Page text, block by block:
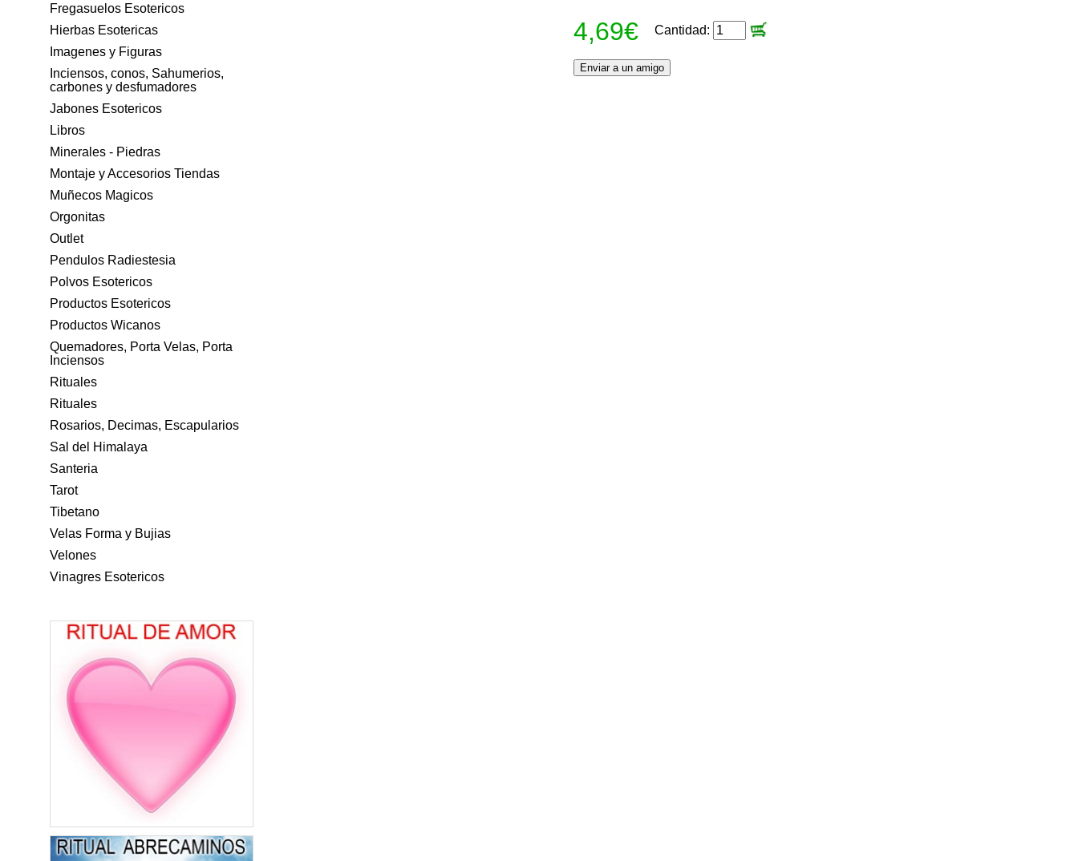
Fregasuelos Esotericos
Hierbas Esotericas
Imagenes y Figuras
Inciensos, conos, Sahumerios,
carbones y desfumadores
Jabones Esotericos
Libros
Minerales - Piedras
Montaje y Accesorios Tiendas
Muñecos Magicos
Orgonitas
Outlet
Pendulos Radiestesia
Polvos Esotericos
Productos Esotericos
Productos Wicanos
Quemadores, Porta Velas, Porta
Inciensos
Rituales
Rituales
Rosarios, Decimas, Escapularios
Sal del Himalaya
Santeria
Tarot
Tibetano
Velas Forma y Bujias
Velones
Vinagres Esotericos
4,69€ Cantidad: